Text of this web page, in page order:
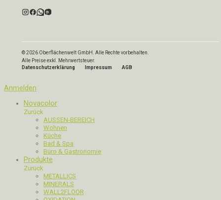
© 2026 Oberflächenwelt GmbH. Alle Rechte vorbehalten.
Alle Preise exkl. Mehrwertsteuer.
Datenschutzerklärung
Impressum AGB
Anmelden
Novacolor
Zurück
AUSSEN-BEREICH
Wohnen
Küche
Bad & Spa
Büro & Gastronomie
Produkte
Zurück
METALLICS
MINERALS
WALL2FLOOR